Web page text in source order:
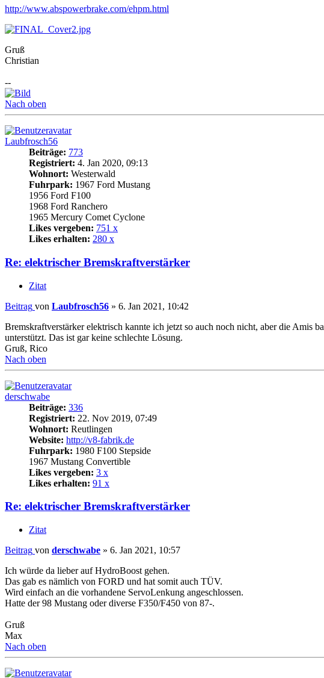
http://www.abspowerbrake.com/ehpm.html
Gruß
Christian
--
Nach oben
Laubfrosch56
Beiträge: 773
Registriert: 4. Jan 2020, 09:13
Wohnort: Westerwald
Fuhrpark: 1967 Ford Mustang
1956 Ford F100
1968 Ford Ranchero
1965 Mercury Comet Cyclone
Likes vergeben: 751 x
Likes erhalten: 280 x
Re: elektrischer Bremskraftverstärker
Zitat
Beitrag von Laubfrosch56 » 6. Jan 2021, 10:42
Bremskraftverstärker elektrisch kannte ich jetzt so auch noch nicht, aber die Amis
unterstützt. Das ist gar keine schlechte Lösung.
Gruß, Rico
Nach oben
derschwabe
Beiträge: 336
Registriert: 22. Nov 2019, 07:49
Wohnort: Reutlingen
Website: http://v8-fabrik.de
Fuhrpark: 1980 F100 Stepside
1967 Mustang Convertible
Likes vergeben: 3 x
Likes erhalten: 91 x
Re: elektrischer Bremskraftverstärker
Zitat
Beitrag von derschwabe » 6. Jan 2021, 10:57
Ich würde da lieber auf HydroBoost gehen.
Das gab es nämlich von FORD und hat somit auch TÜV.
Wird einfach an die vorhandene ServoLenkung angeschlossen.
Hatte der 98 Mustang oder diverse F350/F450 von 87-.
Gruß
Max
Nach oben